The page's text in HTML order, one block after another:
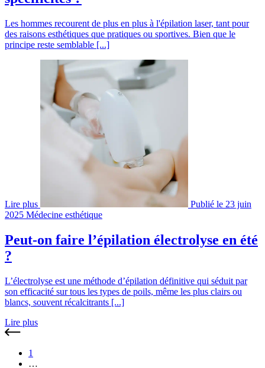
Les hommes recourent de plus en plus à l'épilation laser, tant pour
des raisons esthétiques que pratiques ou sportives. Bien que le
principe reste semblable [...]
Lire plus
Publié le 23 juin
2025 Médecine esthétique
Peut-on faire l’épilation électrolyse en été
?
L’électrolyse est une méthode d’épilation définitive qui séduit par
son efficacité sur tous les types de poils, même les plus clairs ou
blancs, souvent récalcitrants [...]
Lire plus
1
…